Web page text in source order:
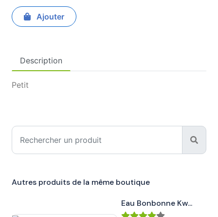
Ajouter
Description
Petit
Autres produits de la même boutique
Eau Bonbonne Kw...